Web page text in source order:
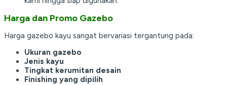
Harga dan Promo Gazebo
Harga gazebo kayu sangat bervariasi tergantung pada:
Ukuran gazebo
Jenis kayu
Tingkat kerumitan desain
Finishing yang dipilih